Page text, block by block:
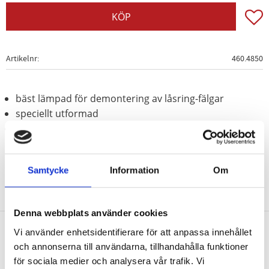
Samtycke Information Om
Denna webbplats använder cookies
Vi använder enhetsidentifierare för att anpassa innehållet
och annonserna till användarna, tillhandahålla funktioner
för sociala medier och analysera vår trafik. Vi
KÖP
Artikelnr 460.4850
bäst lämpad för demontering av låsring-fälgar
speciellt utformad
Speciellt-verktygsstål
Nyhetsbrev